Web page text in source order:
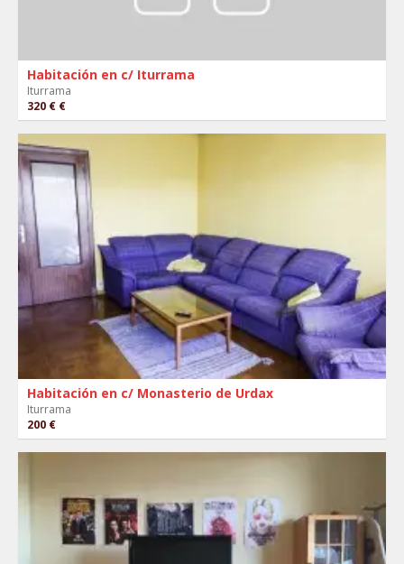
Habitación en c/ Iturrama
Iturrama
320 € €
Habitación en c/ Monasterio de Urdax
Iturrama
200 €